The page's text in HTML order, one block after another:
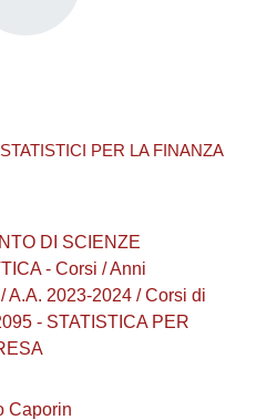
PER LA FINANZA
DI SCIENZE
- Corsi / Anni
A.A. 2023-2024 / Corsi di
- STATISTICA PER
Caporin